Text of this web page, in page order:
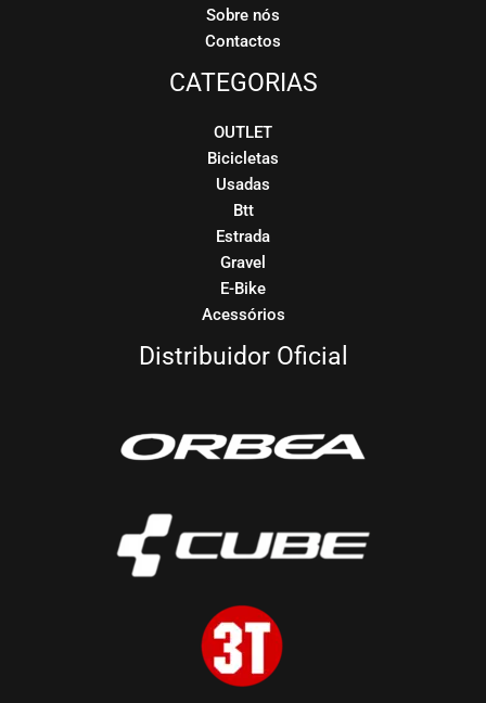
Sobre nós
Contactos
CATEGORIAS
OUTLET
Bicicletas
Usadas
Btt
Estrada
Gravel
E-Bike
Acessórios
Distribuidor Oficial